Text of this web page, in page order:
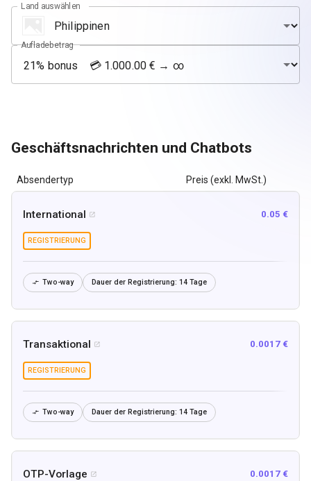
Land auswählen
Aufladebetrag
Geschäftsnachrichten und Chatbots
Absendertyp Preis (exkl. MwSt.)
International  0.05 €
REGISTRIERUNG
 Two-way Dauer der Registrierung: 14 Tage
Transaktional  0.0017 €
REGISTRIERUNG
 Two-way Dauer der Registrierung: 14 Tage
OTP-Vorlage  0.0017 €